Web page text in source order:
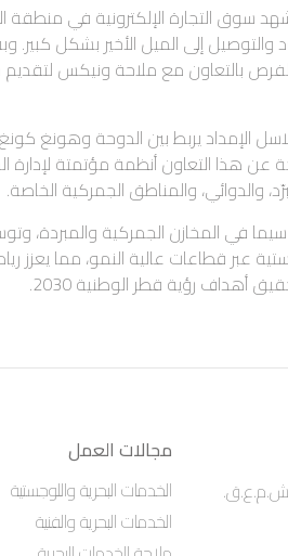
سوق التجارة الإلكترونية في منطقة
والتوصيل إلى الميل الأخير بشكل
بالتعاون مع ملاحة ونيكس
يربط بين الدوحة وهونغ
عن هذا التعاون أنظمة مؤتمتة لإدارة
والدوائي، والمناطق الجمركية الخاصة.
في المخازن الجمركية والمبردة،
عبر قطاعات عالية النمو، مما يعزز
أهداف رؤية قطر الوطنية 2030.
ش.م.ع.ق.
مجالات العمل
الخدمات البحرية واللوجستية
الخدمات البحرية والفنية